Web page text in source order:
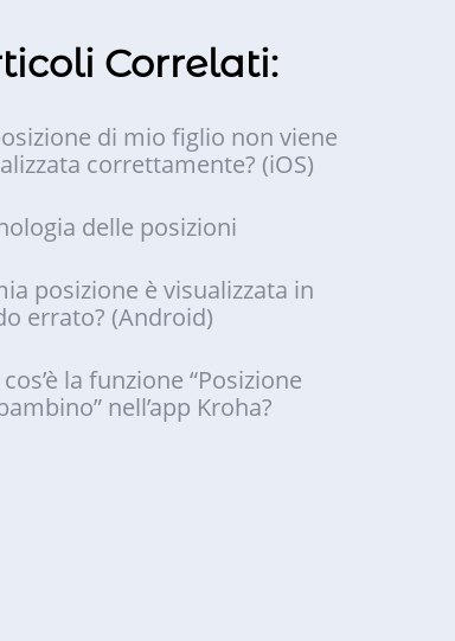
Correlati:
di mio figlio non viene
correttamente? (iOS)
delle posizioni
posizione è visualizzata in
errato? (Android)
la funzione “Posizione
nell’app Kroha?